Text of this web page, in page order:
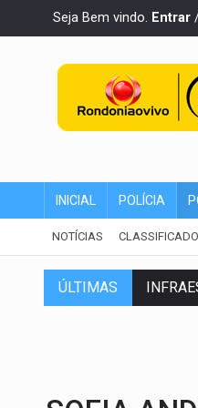
Seja Bem vindo. Entrar
INICIAL POLÍCIA
NOTÍCIAS
ÚLTIMAS A ILHA: